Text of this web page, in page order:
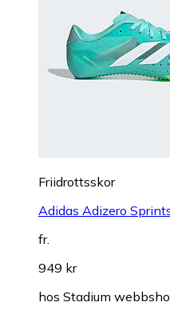
Friidrottsskor
Adidas Adizero
fr.
949 kr
hos Stadium